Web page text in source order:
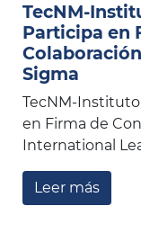
TecNM-
Participa en
Sigma
TecNM-Instituto
en Firma de
International
Leer más